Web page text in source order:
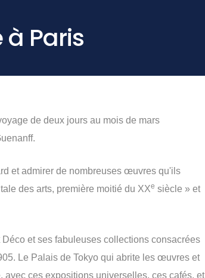
Paris
de deux jours au mois de mars
et admirer de nombreuses œuvres qu'ils
des arts, première moitié du XXe siècle » et
et ses fabuleuses collections consacrées
Le Palais de Tokyo qui abrite les œuvres et
avec ces expositions universelles, ces cafés, et